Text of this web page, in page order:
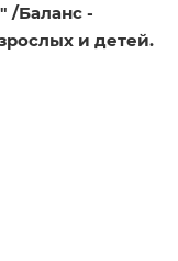
/Баланс -
и детей.